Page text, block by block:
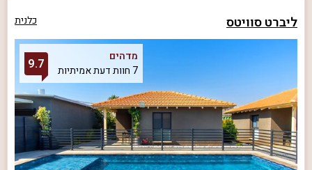
ליברט סוויטס כלנית
מדהים
7 חוות דעת אמיתיות
9.7